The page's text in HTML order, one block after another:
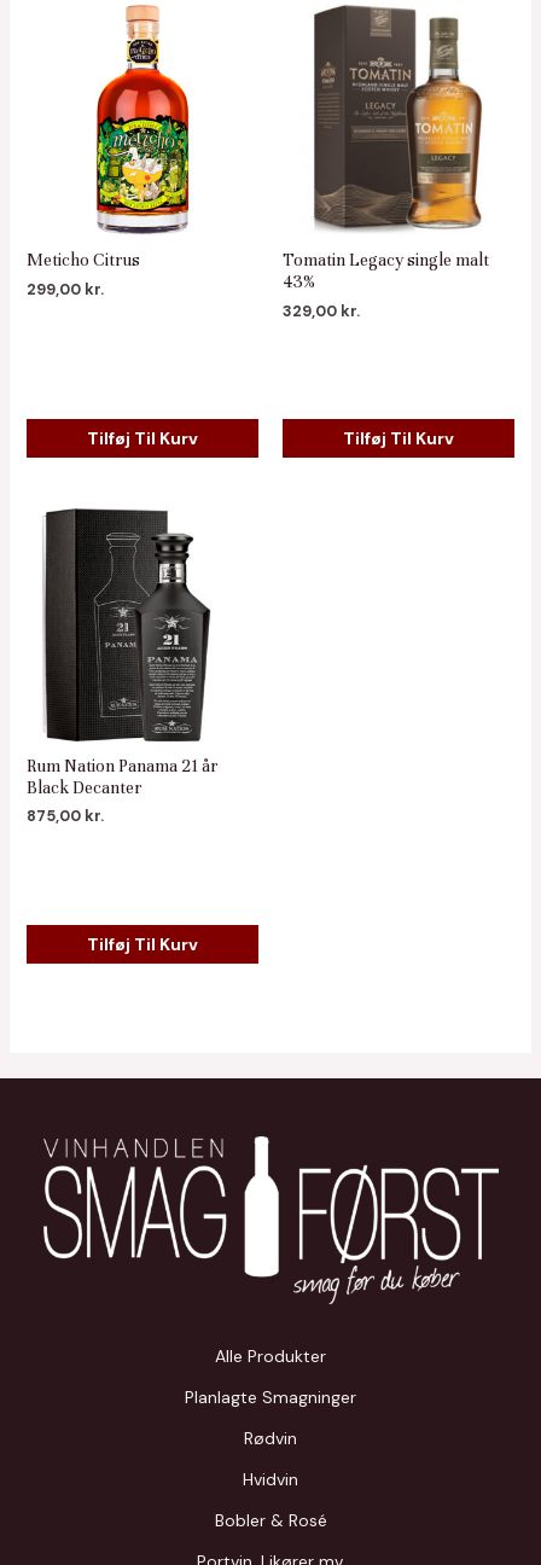
Meticho Citrus
299,00 kr.
Tilføj Til Kurv
Tomatin Legacy single malt
43%
329,00 kr.
Tilføj Til Kurv
Rum Nation Panama 21 år
Black Decanter
875,00 kr.
Tilføj Til Kurv
Alle Produkter
Planlagte Smagninger
Rødvin
Hvidvin
Bobler & Rosé